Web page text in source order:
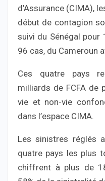
d’Assurance (CIMA),
début de contagion
suivi du Sénégal pour
96 cas, du Cameroun
Ces quatre pays
milliards de FCFA de
vie et non-vie
dans l’espace CIMA.
Les sinistres réglés
quatre pays les plus
chiffrent à plus de